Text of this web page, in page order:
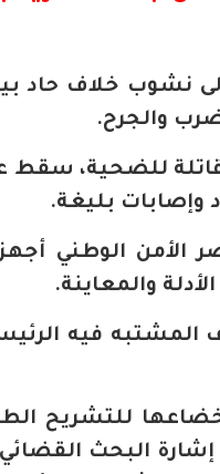
نشوب خلاف حاد
والجرح.
للضحية، سقط
وإصابات بليغة.
الأمن الوطني
والمعاينة.
المشتبه فيه
للتشريح
إشارة البحث